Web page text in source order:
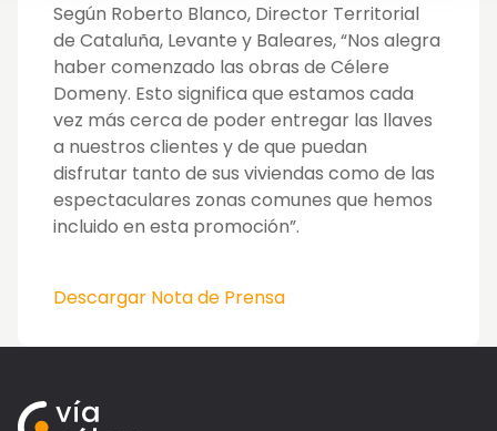
Según Roberto Blanco, Director Territorial
de Cataluña, Levante y Baleares, “Nos alegra
haber comenzado las obras de Célere
Domeny. Esto significa que estamos cada
vez más cerca de poder entregar las llaves
a nuestros clientes y de que puedan
disfrutar tanto de sus viviendas como de las
espectaculares zonas comunes que hemos
incluido en esta promoción”.
Descargar Nota de Prensa